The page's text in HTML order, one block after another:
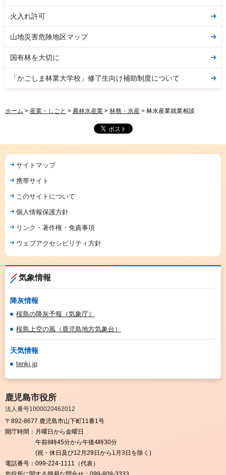
火入れ許可
山地災害危険地区マップ
国有林を大切に
「かごしま林業大学校」修了生向け補助制度について
ホーム > 産業・しごと > 農林水産業 > 林務・水産 > 林水産業就業相談
サイトマップ
携帯サイト
このサイトについて
個人情報保護方針
リンク・著作権・免責事項
ウェブアクセシビリティ方針
気象情報
降灰情報
桜島の降灰予報（気象庁）
桜島上空の風（鹿児島地方気象台）
天気情報
tenki.jp
鹿児島市役所
法人番号1000020462012
〒892-8677 鹿児島市山下町11番1号
開庁時間： 月曜日から金曜日
午前8時45分から午後4時30分
(祝・休日及び12月29日から1月3日を除く)
電話番号： 099-224-1111（代表）